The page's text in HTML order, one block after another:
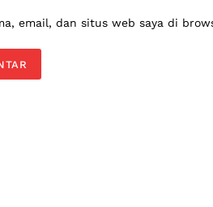
email, dan situs web saya di